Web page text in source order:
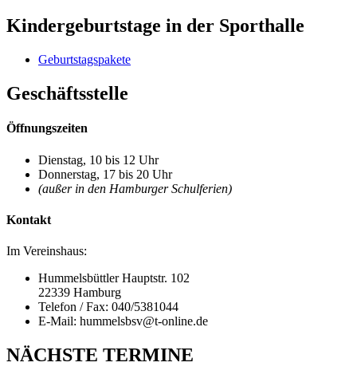
Kindergeburtstage in der Sporthalle
Geburtstagspakete
Geschäftsstelle
Öffnungszeiten
Dienstag, 10 bis 12 Uhr
Donnerstag, 17 bis 20 Uhr
(außer in den Hamburger Schulferien)
Kontakt
Im Vereinshaus:
Hummelsbüttler Hauptstr. 102
22339 Hamburg
Telefon / Fax: 040/5381044
E-Mail: hummelsbsv@t-online.de
NÄCHSTE TERMINE